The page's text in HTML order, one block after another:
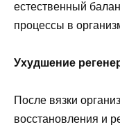
естественный
процессы в
Ухудшение
После вязки
восстановления и